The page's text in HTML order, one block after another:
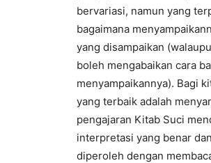
bervariasi, namun yang
bagaimana
yang disampaikan
boleh mengabaikan cara
menyampaikannya). Bagi
yang terbaik adalah
pengajaran Kitab Suci
interpretasi yang benar
diperoleh dengan